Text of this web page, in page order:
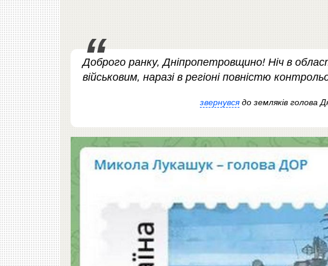
Доброго ранку, Дніпропетровщино! Ніч в
військовим, наразі в регіоні повністю
звернувсядо земляків голова